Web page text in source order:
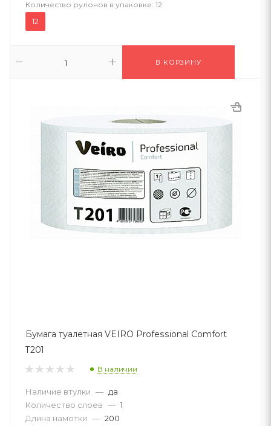
Количество рулонов в упаковке: 12
12
В КОРЗИНУ
Бумага туалетная VEIRO Professional Comfort
T201
В наличии
Наличие втулки — да
Количество слоев — 1
Длина намотки — 200